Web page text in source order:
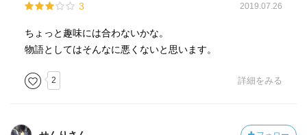
3 2019.07.26
ちょっと趣味には合わないかな。
物語としてはそんなに悪くないと思います。
2 詳細をみる